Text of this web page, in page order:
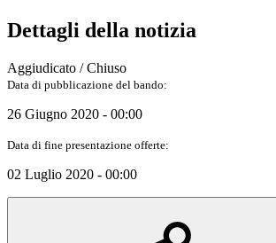
Dettagli della notizia
Aggiudicato / Chiuso
Data di pubblicazione del bando:
26 Giugno 2020 - 00:00
Data di fine presentazione offerte:
02 Luglio 2020 - 00:00